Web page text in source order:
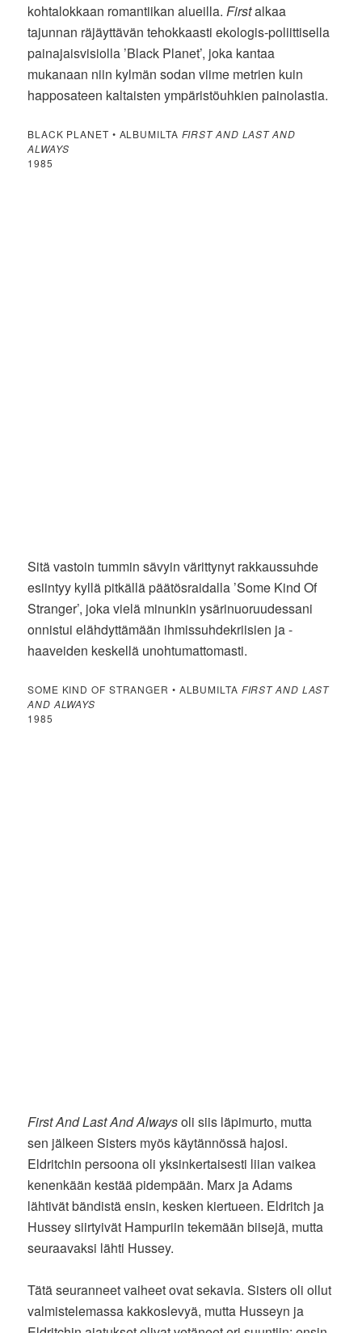
kohtalokkaan romantiikan alueilla. Firstalkaa
tajunnan räjäyttävän tehokkaasti ekologis-poliittisella
painajaisvisiolla ’Black Planet’, joka kantaa
mukanaan niin kylmän sodan viime metrien kuin
happosateen kaltaisten ympäristöuhkien painolastia.
BLACK PLANET • ALBUMILTA FIRST AND LAST AND
ALWAYS
1985
Sitä vastoin tummin sävyin värittynyt rakkaussuhde
esiintyy kyllä pitkällä päätösraidalla ’Some Kind Of
Stranger’, joka vielä minunkin ysärinuoruudessani
onnistui elähdyttämään ihmissuhdekriisien ja -
haaveiden keskellä unohtumattomasti.
SOME KIND OF STRANGER • ALBUMILTA FIRST AND LAST
AND ALWAYS
1985
First And Last And Alwaysoli siis läpimurto, mutta
sen jälkeen Sisters myös käytännössä hajosi.
Eldritchin persoona oli yksinkertaisesti liian vaikea
kenenkään kestää pidempään. Marx ja Adams
lähtivät bändistä ensin, kesken kiertueen. Eldritch ja
Hussey siirtyivät Hampuriin tekemään biisejä, mutta
seuraavaksi lähti Hussey.
Tätä seuranneet vaiheet ovat sekavia. Sisters oli ollut
valmistelemassa kakkoslevyä, mutta Husseyn ja